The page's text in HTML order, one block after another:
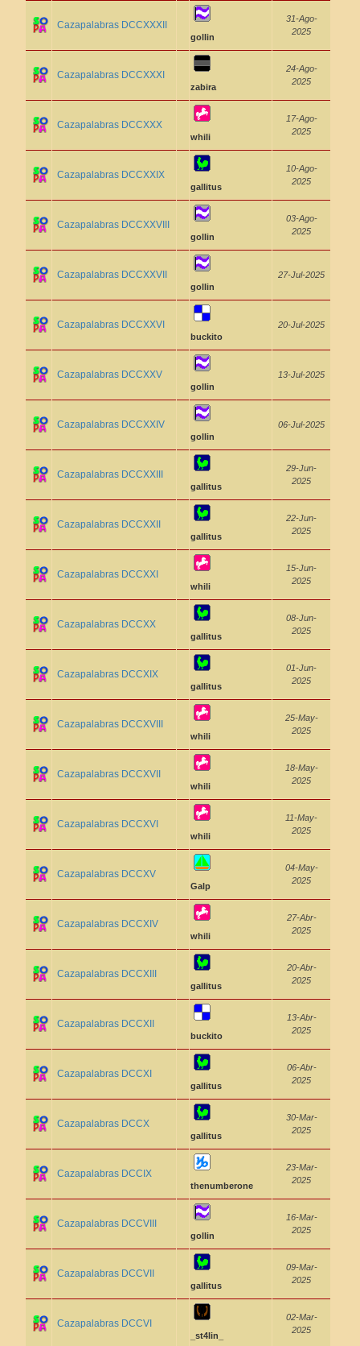
Cazapalabras DCCXXXII
gollin
31-Ago-
2025
Cazapalabras DCCXXXI
zabira
24-Ago-
2025
Cazapalabras DCCXXX
whili
17-Ago-
2025
Cazapalabras DCCXXIX
gallitus
10-Ago-
2025
Cazapalabras DCCXXVIII
gollin
03-Ago-
2025
Cazapalabras DCCXXVII
gollin
27-Jul-2025
Cazapalabras DCCXXVI
buckito
20-Jul-2025
Cazapalabras DCCXXV
gollin
13-Jul-2025
Cazapalabras DCCXXIV
gollin
06-Jul-2025
Cazapalabras DCCXXIII
gallitus
29-Jun-
2025
Cazapalabras DCCXXII
gallitus
22-Jun-
2025
Cazapalabras DCCXXI
whili
15-Jun-
2025
Cazapalabras DCCXX
gallitus
08-Jun-
2025
Cazapalabras DCCXIX
gallitus
01-Jun-
2025
Cazapalabras DCCXVIII
whili
25-May-
2025
Cazapalabras DCCXVII
whili
18-May-
2025
Cazapalabras DCCXVI
whili
11-May-
2025
Cazapalabras DCCXV
Galp
04-May-
2025
Cazapalabras DCCXIV
whili
27-Abr-
2025
Cazapalabras DCCXIII
gallitus
20-Abr-
2025
Cazapalabras DCCXII
buckito
13-Abr-
2025
Cazapalabras DCCXI
gallitus
06-Abr-
2025
Cazapalabras DCCX
gallitus
30-Mar-
2025
Cazapalabras DCCIX
thenumberone
23-Mar-
2025
Cazapalabras DCCVIII
gollin
16-Mar-
2025
Cazapalabras DCCVII
gallitus
09-Mar-
2025
Cazapalabras DCCVI
_st4lin_
02-Mar-
2025